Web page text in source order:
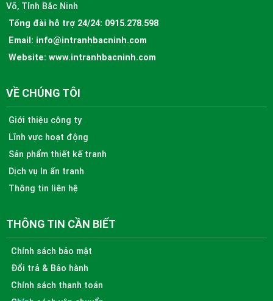
Võ, Tỉnh Bắc Ninh
Tổng đài hỗ trợ 24/24: 0915.278.598
Email: info@intranhbacninh.com
Website: www.intranhbacninh.com
VỀ CHÚNG TÔI
Giới thiệu công ty
Lĩnh vực hoạt động
Sản phẩm thiết kế tranh
Dịch vụ In ấn tranh
Thông tin liên hệ
THÔNG TIN CẦN BIẾT
Chính sách bảo mật
Đổi trả & Bảo hành
Chính sách thanh toán